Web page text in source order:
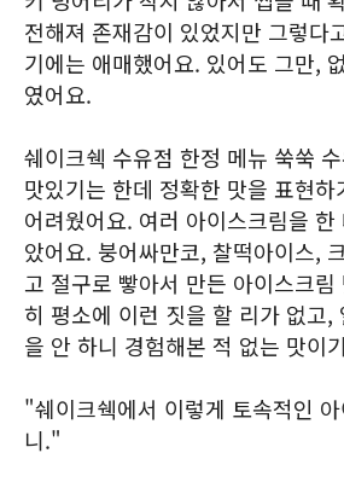
전해져 존재감이 있었지만 그렇다
기에는 애매했어요. 있어도 그만,
였어요.
쉐이크쉑 수유점 한정 메뉴 쑥쑥
맛있기는 한데 정확한 맛을 표현
어려웠어요. 여러 아이스크림을
았어요. 붕어싸만코, 찰떡아이스,
고 절구로 빻아서 만든 아이스크림
히 평소에 이런 짓을 할 리가 없고,
을 안 하니 경험해본 적 없는 맛이
"쉐이크쉑에서 이렇게 토속적인
니."